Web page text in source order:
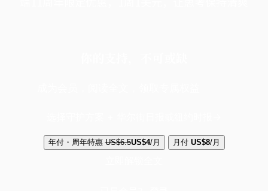
年付・周年特惠 US$6.5US$4/月 月付 US$8/月